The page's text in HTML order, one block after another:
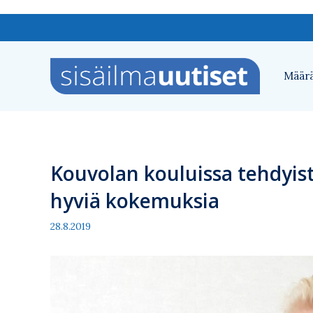
sisältöön
Kouvolan kouluissa
hyviä kokemuksia
28.8.2019